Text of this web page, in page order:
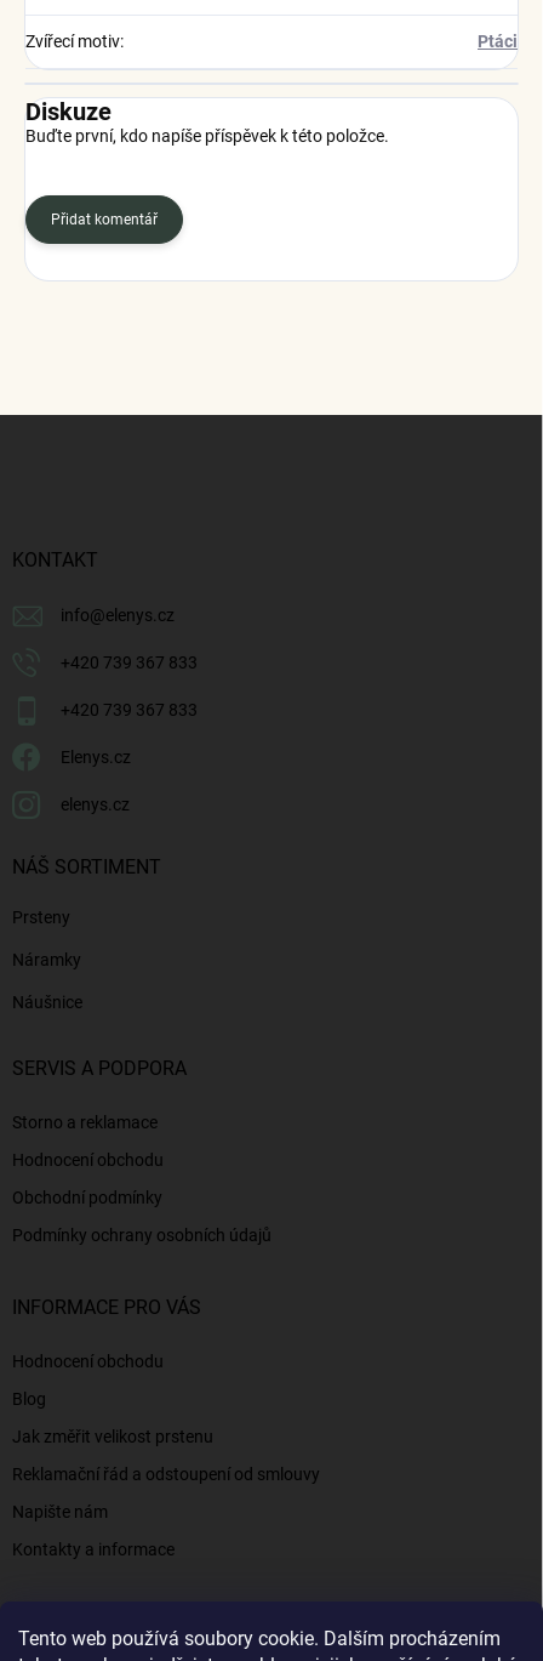
Tento web používá soubory cookie. Dalším procházením
Zvířecí motiv: Ptáci
Diskuze
Buďte první, kdo napíše příspěvek k této položce.
Přidat komentář
KONTAKT
info@elenys.cz
+420 739 367 833
+420 739 367 833
Elenys.cz
elenys.cz
NÁŠ SORTIMENT
Prsteny
Náramky
Náušnice
SERVIS A PODPORA
Storno a reklamace
Hodnocení obchodu
Obchodní podmínky
Podmínky ochrany osobních údajů
INFORMACE PRO VÁS
Hodnocení obchodu
Blog
Jak změřit velikost prstenu
Reklamační řád a odstoupení od smlouvy
Napište nám
Kontakty a informace
Elenys.cz - šperky, kterým věříte už od roku 2016